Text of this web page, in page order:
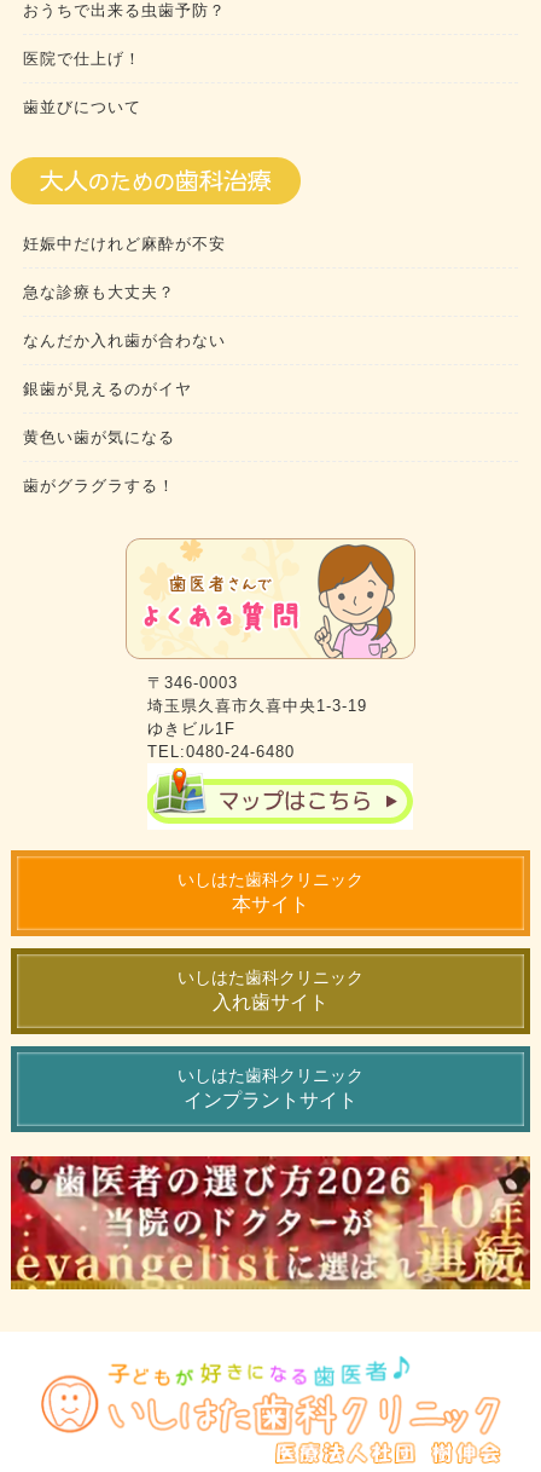
おうちで出来る虫歯予防？
医院で仕上げ！
歯並びについて
妊娠中だけれど麻酔が不安
急な診療も大丈夫？
なんだか入れ歯が合わない
銀歯が見えるのがイヤ
黄色い歯が気になる
歯がグラグラする！
〒346-0003
埼玉県久喜市久喜中央1-3-19
ゆきビル1F
TEL:0480-24-6480
いしはた歯科クリニック
本サイト
いしはた歯科クリニック
入れ歯サイト
いしはた歯科クリニック
インプラントサイト